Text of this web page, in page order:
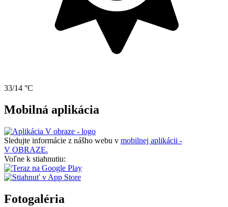
33/14 °C
Mobilná aplikácia
Sledujte informácie z nášho webu v mobilnej aplikácii -
V OBRAZE.
Voľne k stiahnutiu:
Fotogaléria